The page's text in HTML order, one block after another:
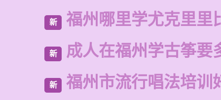
新 福州哪里学尤克里里
新 成人在福州学古筝要
新 福州市流行唱法培训